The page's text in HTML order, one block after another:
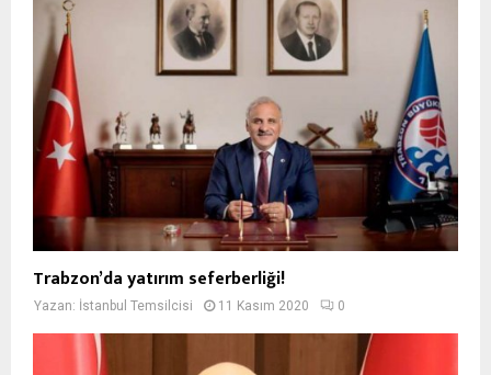
Trabzon’da yatırım seferberliği!
Yazan: İstanbul Temsilcisi 11 Kasım 2020 0